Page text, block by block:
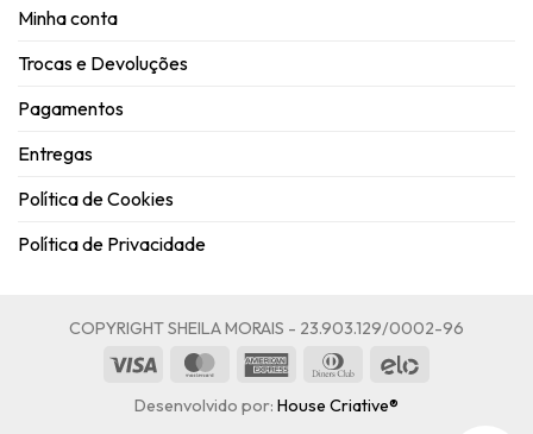
Minha conta
Trocas e Devoluções
Pagamentos
Entregas
Política de Cookies
Política de Privacidade
COPYRIGHT SHEILA MORAIS - 23.903.129/0002-96
Visa
MasterCardAmerican
Dinners
Desenvolvido por: House Criative®